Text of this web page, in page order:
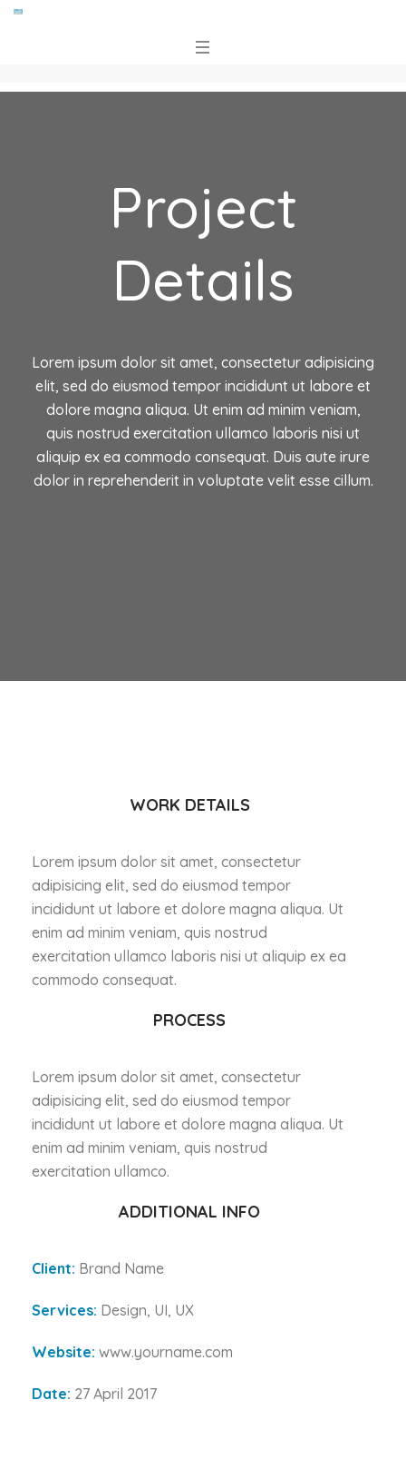
Project
Details
Lorem ipsum dolor sit amet, consectetur adipisicing
elit, sed do eiusmod tempor incididunt ut labore et
dolore magna aliqua. Ut enim ad minim veniam,
quis nostrud exercitation ullamco laboris nisi ut
aliquip ex ea commodo consequat. Duis aute irure
dolor in reprehenderit in voluptate velit esse cillum.
WORK DETAILS
Lorem ipsum dolor sit amet, consectetur
adipisicing elit, sed do eiusmod tempor
incididunt ut labore et dolore magna aliqua. Ut
enim ad minim veniam, quis nostrud
exercitation ullamco laboris nisi ut aliquip ex ea
commodo consequat.
PROCESS
Lorem ipsum dolor sit amet, consectetur
adipisicing elit, sed do eiusmod tempor
incididunt ut labore et dolore magna aliqua. Ut
enim ad minim veniam, quis nostrud
exercitation ullamco.
ADDITIONAL INFO
Client: Brand Name
Services: Design, UI, UX
Website: www.yourname.com
Date: 27 April 2017